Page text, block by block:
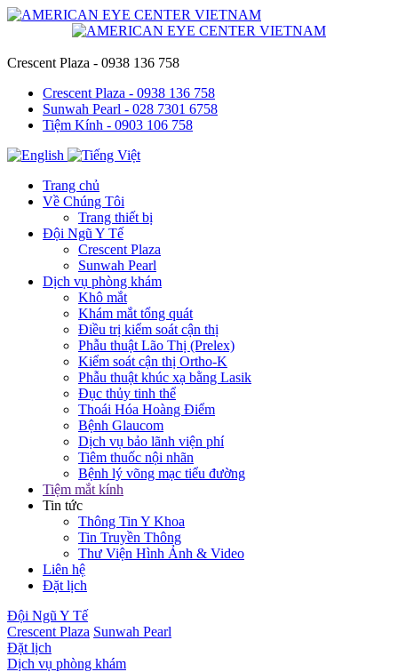
Crescent Plaza - 0938 136 758
Crescent Plaza - 0938 136 758
Sunwah Pearl - 028 7301 6758
Tiệm Kính - 0903 106 758
Trang chủ
Về Chúng Tôi
Trang thiết bị
Đội Ngũ Y Tế
Crescent Plaza
Sunwah Pearl
Dịch vụ phòng khám
Khô mắt
Khám mắt tổng quát
Điều trị kiểm soát cận thị
Phẫu thuật Lão Thị (Prelex)
Kiểm soát cận thị Ortho-K
Phẫu thuật khúc xạ bằng Lasik
Đục thủy tinh thể
Thoái Hóa Hoàng Điểm
Bệnh Glaucom
Dịch vụ bảo lãnh viện phí
Tiêm thuốc nội nhãn
Bệnh lý võng mạc tiểu đường
Tiệm mắt kính
Tin tức
Thông Tin Y Khoa
Tin Truyền Thông
Thư Viện Hình Ảnh & Video
Liên hệ
Đặt lịch
Đội Ngũ Y Tế
Crescent Plaza Sunwah Pearl
Đặt lịch
Dịch vụ phòng khám